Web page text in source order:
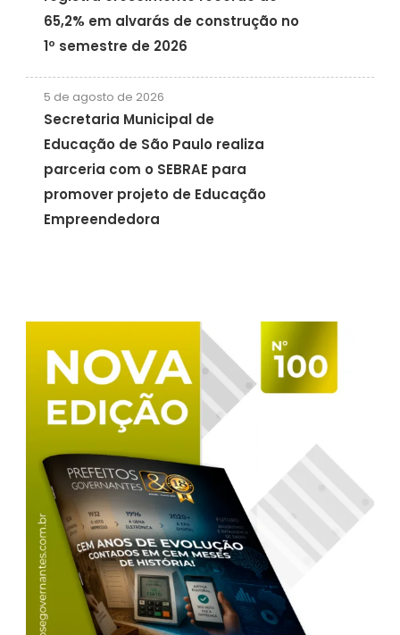
65,2% em alvarás de construção no
1º semestre de 2026
5 de agosto de 2026
Secretaria Municipal de
Educação de São Paulo realiza
parceria com o SEBRAE para
promover projeto de Educação
Empreendedora